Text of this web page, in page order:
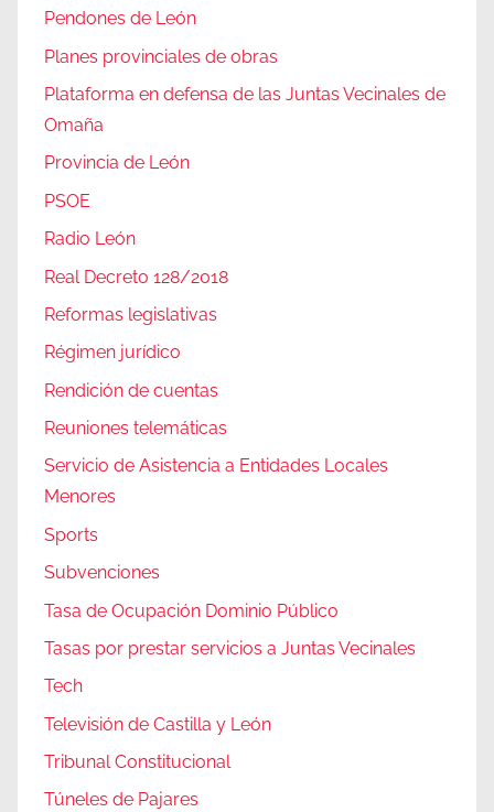
Pendones de León
Planes provinciales de obras
Plataforma en defensa de las Juntas Vecinales de
Omaña
Provincia de León
PSOE
Radio León
Real Decreto 128/2018
Reformas legislativas
Régimen jurídico
Rendición de cuentas
Reuniones telemáticas
Servicio de Asistencia a Entidades Locales
Menores
Sports
Subvenciones
Tasa de Ocupación Dominio Público
Tasas por prestar servicios a Juntas Vecinales
Tech
Televisión de Castilla y León
Tribunal Constitucional
Túneles de Pajares